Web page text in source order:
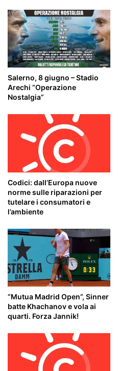
Salerno, 8 giugno – Stadio
Arechi “Operazione
Nostalgia”
Codici: dall’Europa nuove
norme sulle riparazioni per
tutelare i consumatori e
l’ambiente
“Mutua Madrid Open”, Sinner
batte Khachanov e vola ai
quarti. Forza Jannik!